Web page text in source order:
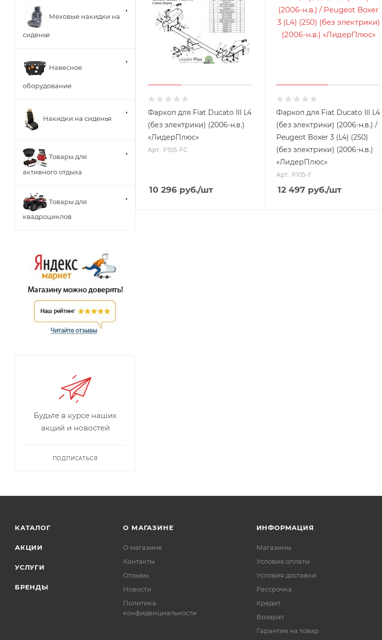
Фаркоп для Fiat Ducato III L4
(без электрики) (2006-н.в.)
«ЛидерПлюс»
Арт.: P105-FC
10 296 руб./шт
Фаркоп для Fiat Ducato III L4
(без электрики) (2006-н.в.) /
Peugeot Boxer 3 (L4) (250)
(без электрики) (2006-н.в.)
«ЛидерПлюс»
Арт.: P105-F
12 497 руб./шт
Меховые накидки на
сиденья
Навесное
оборудование
Накидки на сиденья
Товары для
активного отдыха
Товары для
квадроциклов
Будьте в курсе наших
акций и новостей
ПОДПИСАТЬСЯ
КАТАЛОГ
АКЦИИ
УСЛУГИ
БРЕНДЫ
О МАГАЗИНЕ
О магазине
Контакты
Отзывы
Новости
Политика
конфиденциальности
ИНФОРМАЦИЯ
Магазины
Условия оплаты
Условия доставки
Рассрочка
Кредит
Возврат
Гарантия на товар